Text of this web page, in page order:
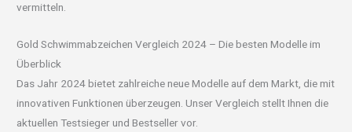
vermitteln.
Gold Schwimmabzeichen Vergleich 2024 – Die besten Modelle im
Überblick
Das Jahr 2024 bietet zahlreiche neue Modelle auf dem Markt, die mit
innovativen Funktionen überzeugen. Unser Vergleich stellt Ihnen die
aktuellen Testsieger und Bestseller vor.